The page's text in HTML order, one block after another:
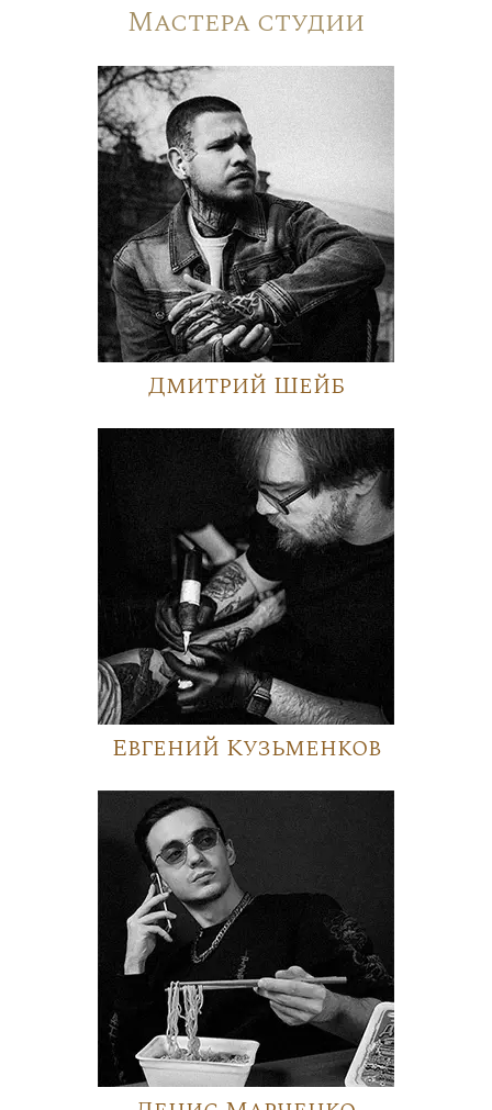
Мастера студии
Дмитрий Шейб
Евгений Кузьменков